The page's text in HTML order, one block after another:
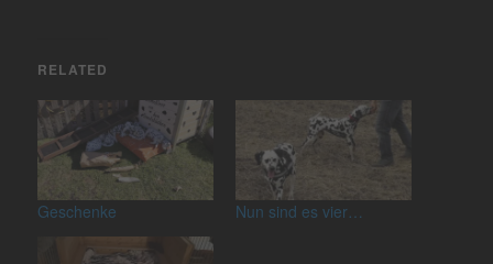
RELATED
Geschenke Nun sind es vier…